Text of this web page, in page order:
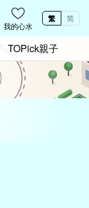
我的心水
繁 简
TOPick親子